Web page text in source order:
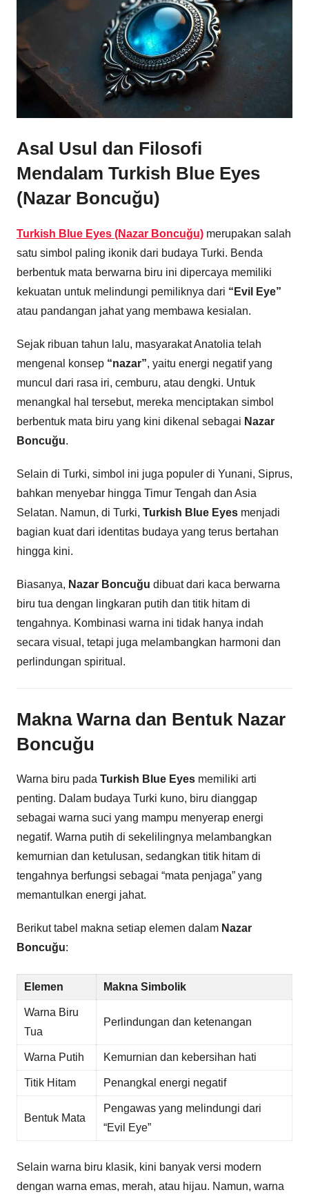
Asal Usul dan Filosofi
Mendalam Turkish Blue Eyes
(Nazar Boncuğu)
Turkish Blue Eyes (Nazar Boncuğu) merupakan salah
satu simbol paling ikonik dari budaya Turki. Benda
berbentuk mata berwarna biru ini dipercaya memiliki
kekuatan untuk melindungi pemiliknya dari “Evil Eye”
atau pandangan jahat yang membawa kesialan.
Sejak ribuan tahun lalu, masyarakat Anatolia telah
mengenal konsep “nazar”, yaitu energi negatif yang
muncul dari rasa iri, cemburu, atau dengki. Untuk
menangkal hal tersebut, mereka menciptakan simbol
berbentuk mata biru yang kini dikenal sebagai Nazar
Boncuğu.
Selain di Turki, simbol ini juga populer di Yunani, Siprus,
bahkan menyebar hingga Timur Tengah dan Asia
Selatan. Namun, di Turki, Turkish Blue Eyes menjadi
bagian kuat dari identitas budaya yang terus bertahan
hingga kini.
Biasanya, Nazar Boncuğu dibuat dari kaca berwarna
biru tua dengan lingkaran putih dan titik hitam di
tengahnya. Kombinasi warna ini tidak hanya indah
secara visual, tetapi juga melambangkan harmoni dan
perlindungan spiritual.
Makna Warna dan Bentuk Nazar
Boncuğu
Warna biru pada Turkish Blue Eyes memiliki arti
penting. Dalam budaya Turki kuno, biru dianggap
sebagai warna suci yang mampu menyerap energi
negatif. Warna putih di sekelilingnya melambangkan
kemurnian dan ketulusan, sedangkan titik hitam di
tengahnya berfungsi sebagai “mata penjaga” yang
memantulkan energi jahat.
Berikut tabel makna setiap elemen dalam Nazar
Boncuğu:
Elemen Makna Simbolik
Warna Biru
Tua
Perlindungan dan ketenangan
Warna Putih Kemurnian dan kebersihan hati
Titik Hitam Penangkal energi negatif
Bentuk Mata
Pengawas yang melindungi dari
“Evil Eye”
Selain warna biru klasik, kini banyak versi modern
dengan warna emas, merah, atau hijau. Namun, warna